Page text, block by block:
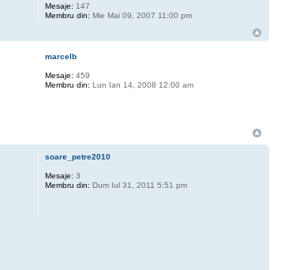
Mesaje: 147
Membru din: Mie Mai 09, 2007 11:00 pm
marcelb
Mesaje: 459
Membru din: Lun Ian 14, 2008 12:00 am
soare_petre2010
Mesaje: 3
Membru din: Dum Iul 31, 2011 5:51 pm